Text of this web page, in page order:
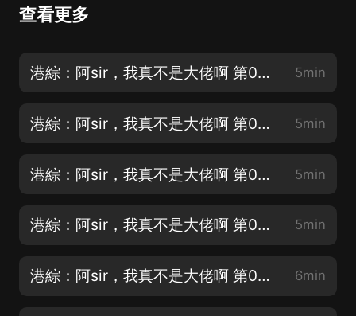
查看更多
港綜：阿sir，我真不是大佬啊 第001集 穿越缽蘭街 5min
港綜：阿sir，我真不是大佬啊 第002集 解決問題 5min
港綜：阿sir，我真不是大佬啊 第003集 我，蘇澤，合法商人 5min
港綜：阿sir，我真不是大佬啊 第004集 給我搜 5min
港綜：阿sir，我真不是大佬啊 第005集 見船佬 6min